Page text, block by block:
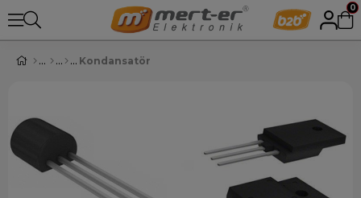
0
Kondansatör